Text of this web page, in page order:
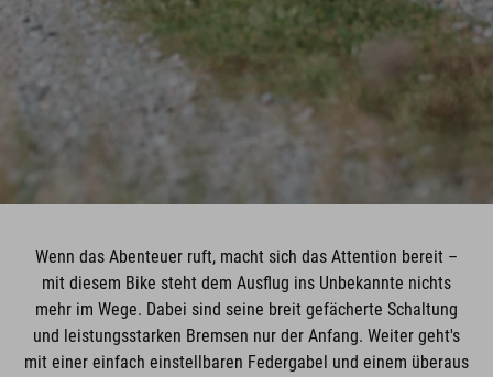
Wenn das Abenteuer ruft, macht sich das Attention bereit –
mit diesem Bike steht dem Ausflug ins Unbekannte nichts
mehr im Wege. Dabei sind seine breit gefächerte Schaltung
und leistungsstarken Bremsen nur der Anfang. Weiter geht's
mit einer einfach einstellbaren Federgabel und einem überaus